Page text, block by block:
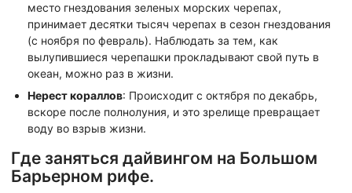
место гнездования зеленых морских черепах,
принимает десятки тысяч черепах в сезон гнездования
(с ноября по февраль). Наблюдать за тем, как
вылупившиеся черепашки прокладывают свой путь в
океан, можно раз в жизни.
Нерест кораллов: Происходит с октября по декабрь,
вскоре после полнолуния, и это зрелище превращает
воду во взрыв жизни.
Где заняться дайвингом на Большом
Барьерном рифе.